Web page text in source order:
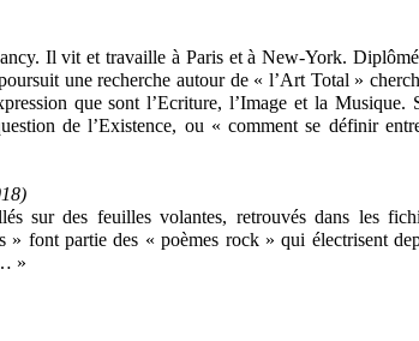
Il vit et travaille à Paris et à New-York.
une recherche autour de « l’Art Total »
que sont l’Ecriture, l’Image et la Musique.
de l’Existence, ou « comment se définir
sur des feuilles volantes, retrouvés dans les
» font partie des « poèmes rock » qui électrisent
»